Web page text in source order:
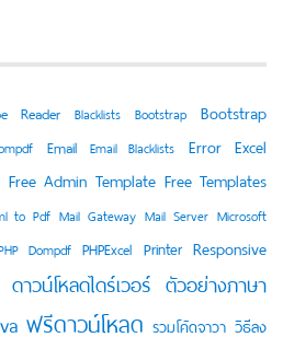
Reader Blacklists Bootstrap Bootstrap
Email Email Blacklists Error Excel
Free Admin Template Free Templates
to Pdf Mail Gateway Mail Server Microsoft
Dompdf PHPExcel Printer Responsive
ดาวน์โหลดไดร์เวอร์ ตัวอย่างภาษา
ฟรีดาวน์โหลด รวมโค้ดจาวา วิธีลง